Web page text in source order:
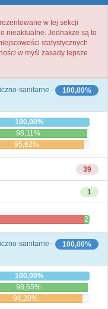
w tej sekcji
nieaktualne. Jednakże są to
statystycznych
w myśl zasady lepsze
100,00%
sanitarne -
100,00%
98,11%
95,62%
39
1
2,5%
100,00%
sanitarne -
100,00%
98,65%
94,20%